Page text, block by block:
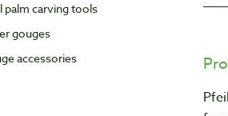
palm carving tools
gouges
accessories